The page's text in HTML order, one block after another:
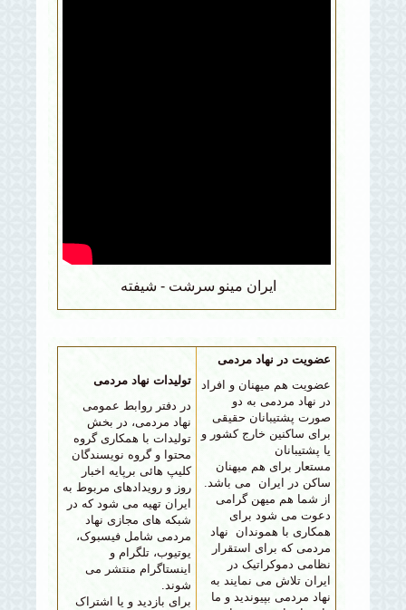
ايران مينو سرشت - شيفته
عضویت در نهاد مردمی
عضویت هم میهنان و افراد
در نهاد مردمی به دو
صورت پشتیبانان حقیقی
برای ساکنین خارج کشور و
یا پشتیبانان
مستعار برای هم میهنان
ساکن در ایران می باشد.
از شما هم میهن گرامی
دعوت می شود برای
همکاری با هموندان نهاد
مردمی که برای استقرار
نظامی دموکراتیک در
ایران تلاش می نمایند به
نهاد مردمی بپیوندید و ما
تولیدات نهاد مردمی
در دفتر روابط عمومی
نهاد مردمی، در بخش
تولیدات با همکاری گروه
محتوا و گروه نویسندگان
کلیپ هائی برپایه اخبار
روز و رویدادهای مربوط به
ایران تهیه می شود که در
شبکه های مجازی نهاد
مردمی شامل فیسبوک،
یوتیوب، تلگرام و
اینستاگرام منتشر می
شوند.
برای بازدید و یا اشتراک